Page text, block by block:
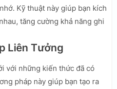
Kỹ thuật này giúp bạn kích
tăng cường khả năng ghi
Liên Tưởng
với những kiến thức đã có
pháp này giúp bạn tạo ra